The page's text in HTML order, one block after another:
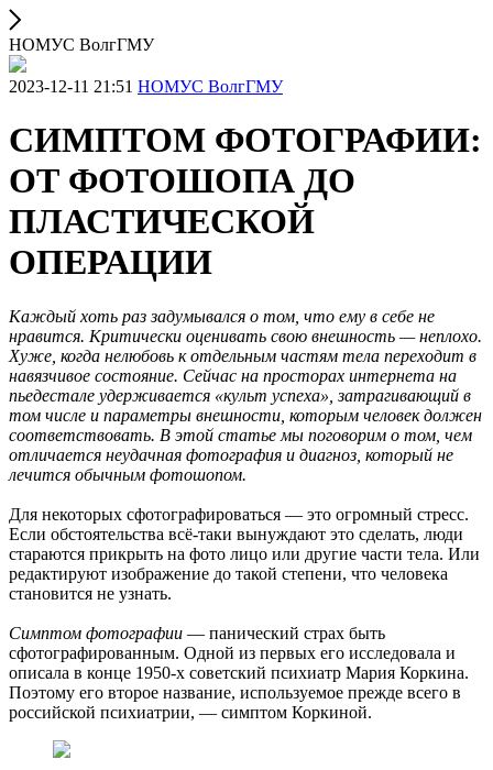
НОМУС ВолгГМУ
2023-12-11 21:51 НОМУС ВолгГМУ
СИМПТОМ ФОТОГРАФИИ:
ОТ ФОТОШОПА ДО
ПЛАСТИЧЕСКОЙ
ОПЕРАЦИИ
Каждый хоть раз задумывался о том, что ему в себе не
нравится. Критически оценивать свою внешность — неплохо.
Хуже, когда нелюбовь к отдельным частям тела переходит в
навязчивое состояние. Сейчас на просторах интернета на
пьедестале удерживается «культ успеха», затрагивающий в
том числе и параметры внешности, которым человек должен
соответствовать. В этой статье мы поговорим о том, чем
отличается неудачная фотография и диагноз, который не
лечится обычным фотошопом.
Для некоторых сфотографироваться — это огромный стресс.
Если обстоятельства всё-таки вынуждают это сделать, люди
стараются прикрыть на фото лицо или другие части тела. Или
редактируют изображение до такой степени, что человека
становится не узнать.
Симптом фотографии — панический страх быть
сфотографированным. Одной из первых его исследовала и
описала в конце 1950-х советский психиатр Мария Коркина.
Поэтому его второе название, используемое прежде всего в
российской психиатрии, — симптом Коркиной.